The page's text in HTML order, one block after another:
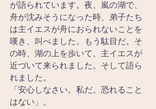
が語られています。夜、嵐の湖で、
舟が沈みそうになった時、弟子たち
は主イエスが舟におられないことを
嘆き、叫べました。もう駄目だ。そ
の時、湖の上を歩いて、主イエスが
近づいて来られました。そして語ら
れました。
「安心しなさい。私だ。恐れること
はない」。